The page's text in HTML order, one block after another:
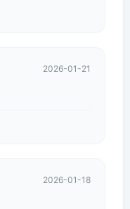
2026-01-21
2026-01-18